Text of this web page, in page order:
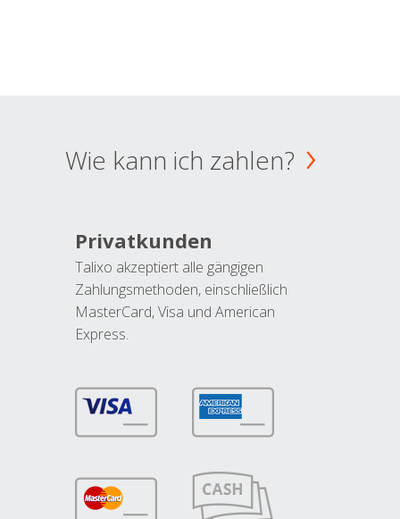
Wie kann ich zahlen?
Privatkunden
Talixo akzeptiert alle gängigen
Zahlungsmethoden, einschließlich
MasterCard, Visa und American
Express.